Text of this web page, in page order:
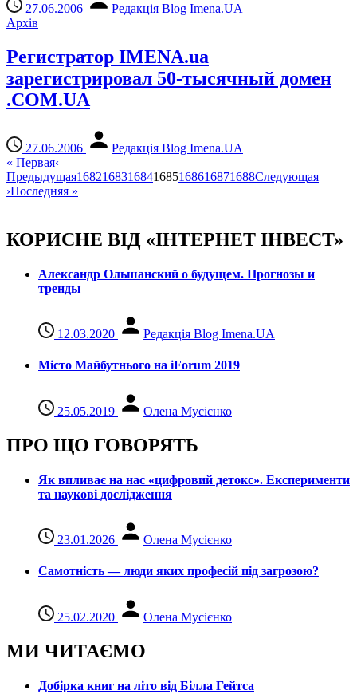
27.06.2006
Редакція Blog Imena.UA
Архів
Регистратор IMENA.ua
зарегистрировал 50-тысячный домен
.COM.UA
27.06.2006
Редакція Blog Imena.UA
« Первая‹
Предыдущая1682168316841685168616871688Следующая
›Последняя »
КОРИСНЕ ВІД «ІНТЕРНЕТ ІНВЕСТ»
Александр Ольшанский о будущем. Прогнозы и
тренды
12.03.2020 Редакція Blog Imena.UA
Місто Майбутнього на iForum 2019
25.05.2019 Олена Мусієнко
ПРО ЩО ГОВОРЯТЬ
Як впливає на нас «цифровий детокс». Експерименти
та наукові дослідження
23.01.2026 Олена Мусієнко
Самотність — люди яких професій під загрозою?
25.02.2020 Олена Мусієнко
МИ ЧИТАЄМО
Добірка книг на літо від Білла Гейтса